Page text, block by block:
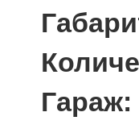
Гараж: